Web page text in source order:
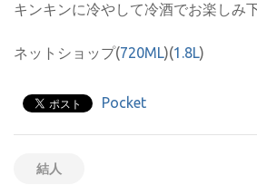
キンキンに冷やして冷酒でお楽しみ
ネットショップ(720ML)(1.8L)
Pocket
結人